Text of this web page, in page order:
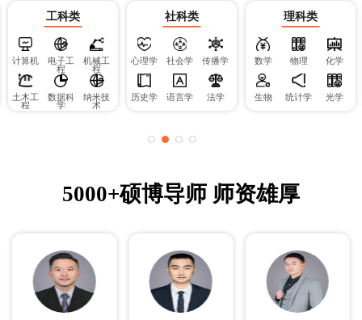
工科类
计算机
电子工
程
机械工
程
土木工
程
数据科
学
纳米技
术
社科类
心理学 社会学 传播学
历史学 语言学 法学
理科类
数学 物理 化学
生物 统计学 光学
5000+硕博导师 师资雄厚